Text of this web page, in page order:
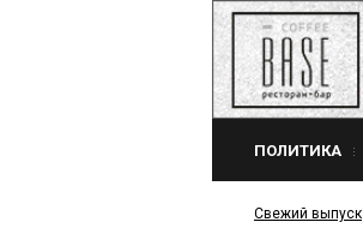
ПОЛИТИКА
Свежий выпуск